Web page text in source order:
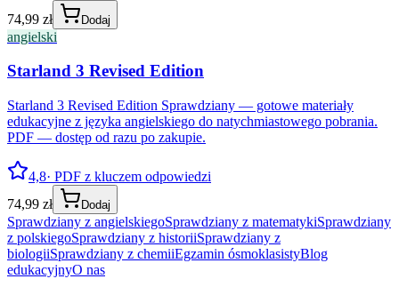
74,99 zł
Dodaj
angielski
Starland 3 Revised Edition
Starland 3 Revised Edition Sprawdziany — gotowe materiały
edukacyjne z języka angielskiego do natychmiastowego pobrania.
PDF — dostęp od razu po zakupie.
4,8· PDF z kluczem odpowiedzi
74,99 zł
Dodaj
Sprawdziany z angielskiegoSprawdziany z matematykiSprawdziany
z polskiegoSprawdziany z historiiSprawdziany z
biologiiSprawdziany z chemiiEgzamin ósmoklasistyBlog
edukacyjnyO nas